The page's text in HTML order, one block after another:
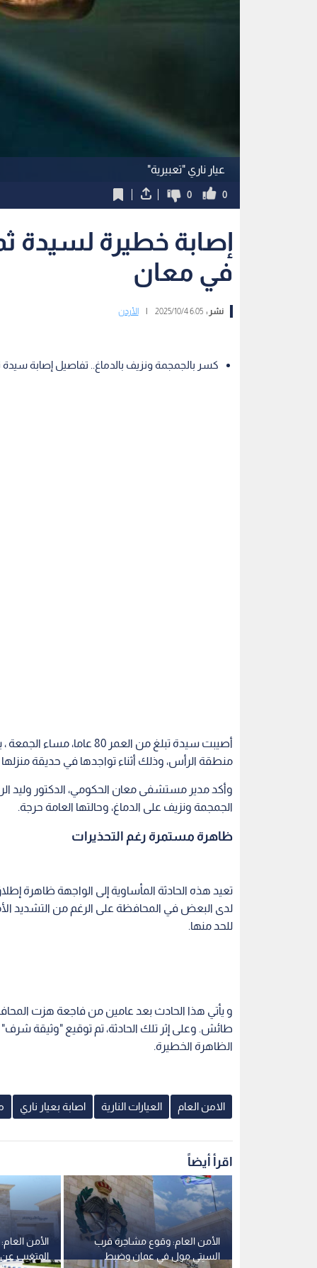
عيار ناري "تعبيرية"
0
0
إصابة خطيرة لسيدة
في معان
نشر :6:05 2025/10/4 الأردن
كسر بالجمجمة ونزيف بالدماغ.. تفاصيل إصابة
أصيبت سيدة تبلغ من العمر
منطقة الرأس، وذلك أثناء تواجدها في حديقة
وأكد مدير مستشفى معان الحكومي، الدكتور وليد
الجمجمة ونزيف على الدماغ، وحالتها العامة حرجة.
ظاهرة مستمرة رغم التحذيرات
تعيد هذه الحادثة المأساوية إلى الواجهة ظاهرة
لدى البعض في المحافظة على الرغم من التشديد
للحد منها.
و يأتي هذا الحادث بعد عامين من فاجعة هزت
طائش. وعلى إثر تلك الحادثة، تم توقيع "وثيقة
الظاهرة الخطيرة.
الامن العام العيارات النارية اصابة بعيار ناري
اقرأ أيضاً
الأمن
المتغيب عن
الأمن العام: وقوع مشاجرة قرب
السيتي مول في عمان وضبط